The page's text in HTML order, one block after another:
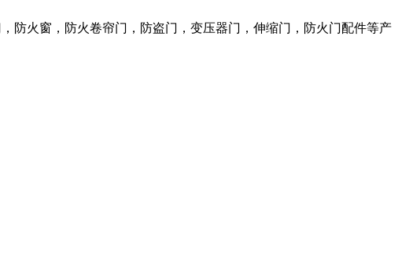
防火窗，防火卷帘门，防盗门，变压器门，伸缩门，防火门配件等产